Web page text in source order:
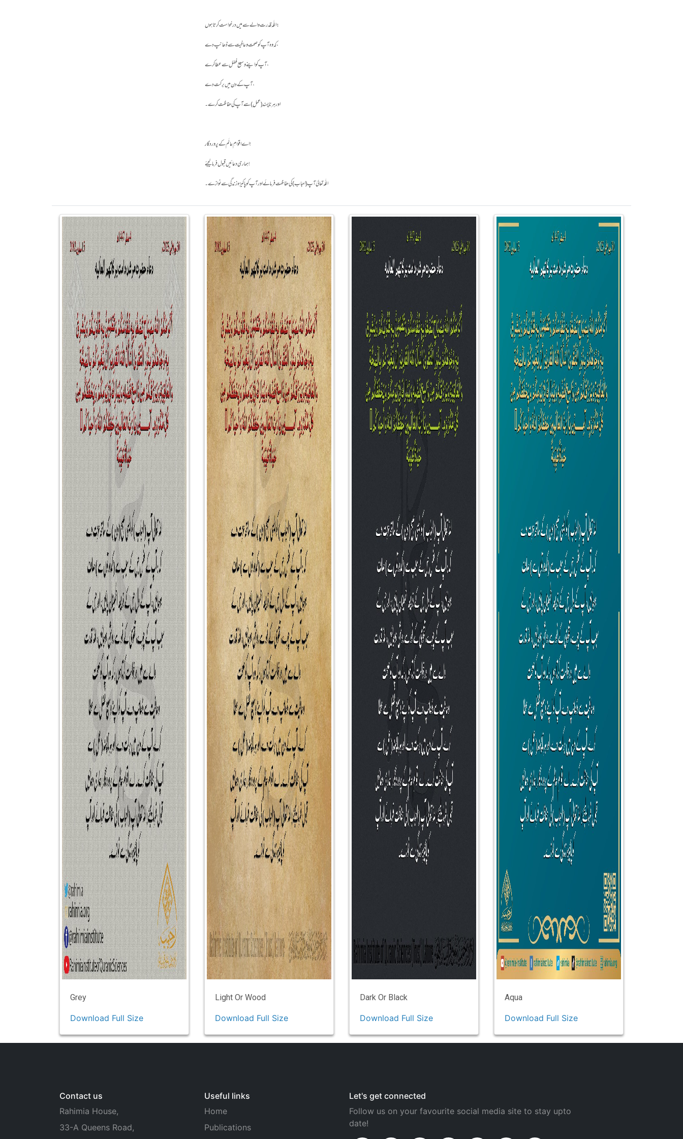
اللّٰہ قدرت والے سے میں درخواست کرتا ہوں :
کہ وہ آپ کو صحت و عافیت سے ڈھانپ دے،
آپ کو اپنے وسیع فضل سے عطا کرے،
آپ کے دن میں برکت دے،
اے اقوامِ عالَم کے پروردگار !
ہماری دعائیں قبول فرما لیجئے!
اللّٰہ تعالیٰ آپ (احباب) کی حفاظت فرمائے اور آپ کو پاکیزہ زندگی سے نوازے۔
Grey
Download Full Size
Light Or Wood
Download Full Size
Dark Or Black
Download Full Size
Aqua
Download Full Size
Contact us
Rahimia House,
33-A Queens Road,
Useful links
Home
Publications
Let's get connected
Follow us on your favourite social media site to stay upto
date!